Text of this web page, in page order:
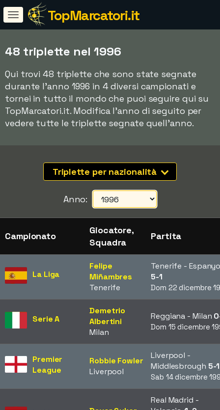
TopMarcatori.it
48 triplette nel 1996
Qui trovi 48 triplette che sono state segnate
durante l'anno 1996 in 4 diversi campionati e
tornei in tutto il mondo che puoi seguire qui su
TopMarcatori.it. Modifica l'anno di seguito per
vedere tutte le triplette segnate quell'anno.
Triplette per nazionalità
Anno:
Campionato
Giocatore,
Squadra
Partita
La Liga
Felipe
Miñambres
Tenerife
Tenerife -
5-1
Dom 22 dicembre
Serie A
Demetrio
Albertini
Milan
Reggiana - Milan
Dom 15 dicembre
Premier
League
Robbie Fowler
Liverpool
Liverpool -
Middlesbrough 5-1
Sab 14 dicembre
Real Madrid -